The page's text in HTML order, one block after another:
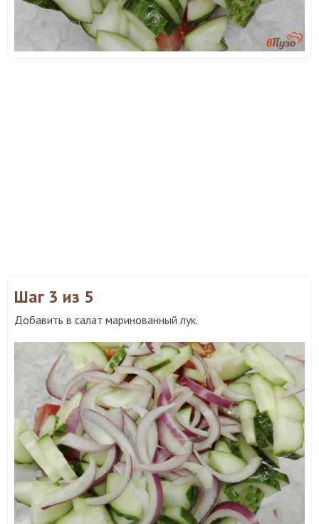
Шаг 3 из 5
Добавить в салат маринованный лук.